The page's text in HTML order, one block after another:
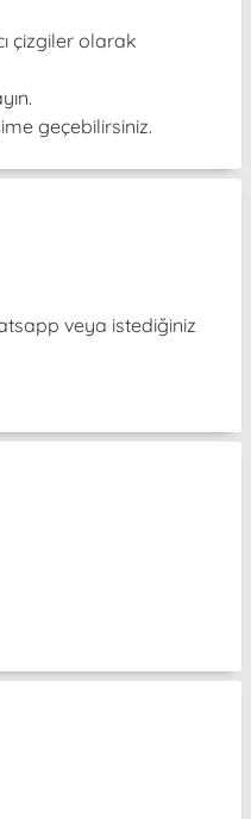
çizgiler olarak
geçebilirsiniz.
veya istediğiniz